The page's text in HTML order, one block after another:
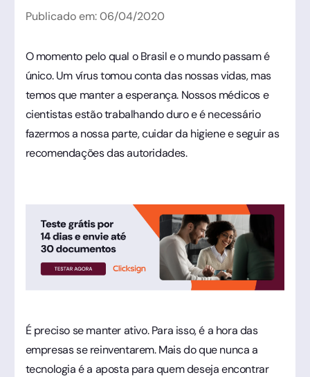
Publicado em: 06/04/2020
O momento pelo qual o Brasil e o mundo passam é
único. Um vírus tomou conta das nossas vidas, mas
temos que manter a esperança. Nossos médicos e
cientistas estão trabalhando duro e é necessário
fazermos a nossa parte, cuidar da higiene e seguir as
recomendações das autoridades.
É preciso se manter ativo. Para isso, é a hora das
empresas se reinventarem. Mais do que nunca a
tecnologia é a aposta para quem deseja encontrar